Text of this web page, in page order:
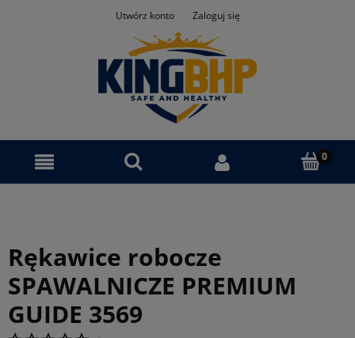
Utwórz konto Zaloguj się
Rękawice robocze
SPAWALNICZE PREMIUM
GUIDE 3569